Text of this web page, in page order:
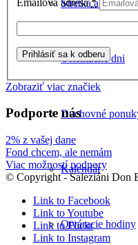
Stretká a krúžky
Orientačné dni
Duchovné
Kalendár
Otváracie hodiny
Zobraziť viac značiek
Podporte nás
2% z vašej dane
Fond chcem, ale nemám
Viac možností podpory
© Copyright - Saleziáni Don
Link to Facebook
Link to Youtube
Link to Flickr
Link to Instagram